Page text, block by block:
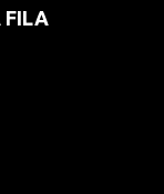
FILA